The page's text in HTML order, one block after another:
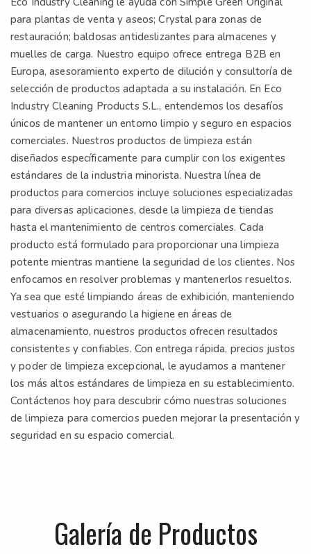
para plantas de venta y aseos; Crystal para zonas de
restauración; baldosas antideslizantes para almacenes y
muelles de carga. Nuestro equipo ofrece entrega B2B en
Europa, asesoramiento experto de dilución y consultoría de
selección de productos adaptada a su instalación. En Eco
Industry Cleaning Products S.L., entendemos los desafíos
únicos de mantener un entorno limpio y seguro en espacios
comerciales. Nuestros productos de limpieza están
diseñados específicamente para cumplir con los exigentes
estándares de la industria minorista. Nuestra línea de
productos para comercios incluye soluciones especializadas
para diversas aplicaciones, desde la limpieza de tiendas
hasta el mantenimiento de centros comerciales. Cada
producto está formulado para proporcionar una limpieza
potente mientras mantiene la seguridad de los clientes. Nos
enfocamos en resolver problemas y mantenerlos resueltos.
Ya sea que esté limpiando áreas de exhibición, manteniendo
vestuarios o asegurando la higiene en áreas de
almacenamiento, nuestros productos ofrecen resultados
consistentes y confiables. Con entrega rápida, precios justos
y poder de limpieza excepcional, le ayudamos a mantener
los más altos estándares de limpieza en su establecimiento.
Contáctenos hoy para descubrir cómo nuestras soluciones
de limpieza para comercios pueden mejorar la presentación y
seguridad en su espacio comercial.
Galería de Productos